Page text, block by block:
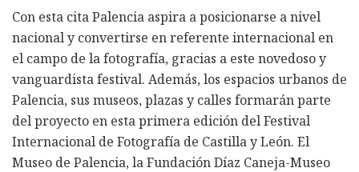
Con esta cita Palencia aspira a posicionarse a nivel
nacional y convertirse en referente internacional en
el campo de la fotografía, gracias a este novedoso y
vanguardista festival. Además, los espacios urbanos de
Palencia, sus museos, plazas y calles formarán parte
del proyecto en esta primera edición del Festival
Internacional de Fotografía de Castilla y León. El
Museo de Palencia, la Fundación Díaz Caneja-Museo